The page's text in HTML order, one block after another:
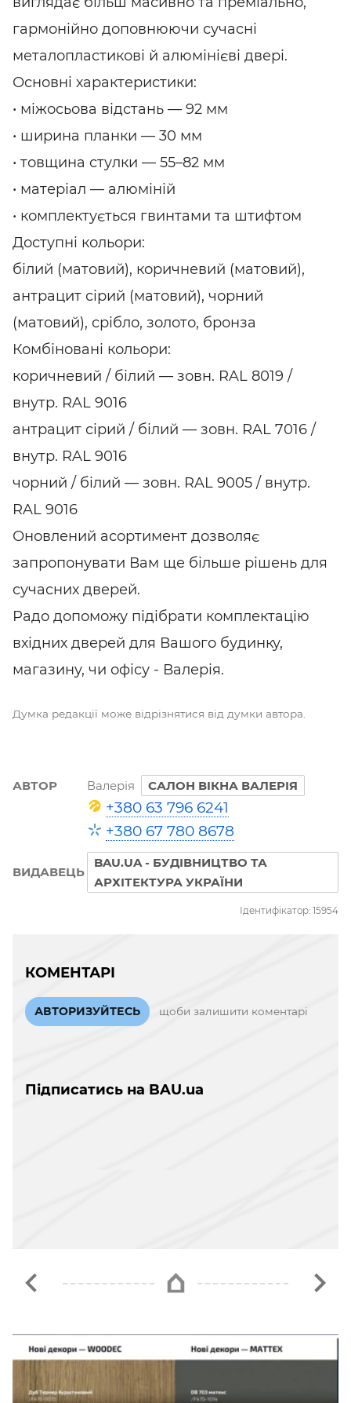
гармонійно доповнюючи сучасні
металопластикові й алюмінієві двері.
Основні характеристики:
• міжосьова відстань — 92 мм
• ширина планки — 30 мм
• товщина стулки — 55–82 мм
• матеріал — алюміній
• комплектується гвинтами та штифтом
Доступні кольори:
білий (матовий), коричневий (матовий),
антрацит сірий (матовий), чорний
(матовий), срібло, золото, бронза
Комбіновані кольори:
коричневий / білий — зовн. RAL 8019 /
внутр. RAL 9016
антрацит сірий / білий — зовн. RAL 7016 /
внутр. RAL 9016
чорний / білий — зовн. RAL 9005 / внутр.
RAL 9016
Оновлений асортимент дозволяє
запропонувати Вам ще більше рішень для
сучасних дверей.
Радо допоможу підібрати комплектацію
вхідних дверей для Вашого будинку,
магазину, чи офісу - Валерія.
Думка редакції може відрізнятися від думки автора.
АВТОР Валерія САЛОН ВIКНА ВАЛЕРІЯ
+380 63 796 6241
+380 67 780 8678
ВИДАВЕЦЬ
BAU.UA - БУДІВНИЦТВО ТА
АРХІТЕКТУРА УКРАЇНИ
Ідентифікатор: 15954
КОМЕНТАРІ
АВТОРИЗУЙТЕСЬ щоби залишити коментарі
Підписатись на BAU.ua